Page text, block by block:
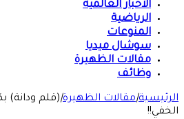
الأخبار العالمية
الرياضية
المنوعات
سوشال ميديا
مقالات الظهيرة
وظائف
الرئيسية|مقالات الظهيرة|(قلم ودانة)
الخفي!!